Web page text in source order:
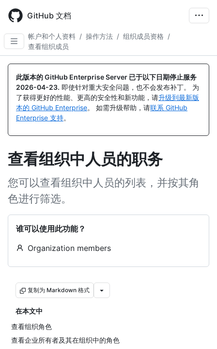
main
content
GitHub 文档
帐户和个人资料 / 操作方法 / 组织成员资格 /
查看组织成员
此版本的 GitHub Enterprise Server 已于以下日期停止服务
2026-04-23. 即使针对重大安全问题，也不会发布补丁。 为
了获得更好的性能、更高的安全性和新功能，请升级到最新版
本的 GitHub Enterprise。 如需升级帮助，请联系 GitHub
Enterprise 支持。
查看组织中人员的职务
您可以查看组织中人员的列表，并按其角
色进行筛选。
谁可以使用此功能？
Organization members
复制为 Markdown 格式
在本文中
查看组织角色
查看企业所有者及其在组织中的角色